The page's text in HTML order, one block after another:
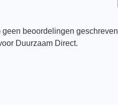
geen beoordelingen geschreven
Duurzaam Direct.